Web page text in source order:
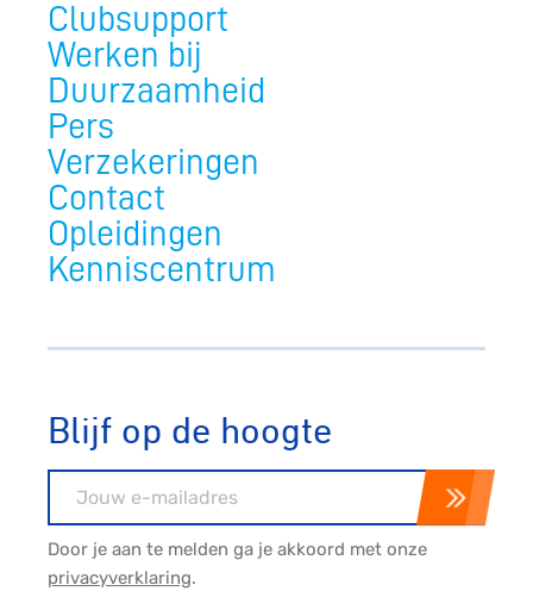
Clubsupport
Werken bij
Duurzaamheid
Pers
Verzekeringen
Contact
Opleidingen
Kenniscentrum
Blijf op de hoogte
Door je aan te melden ga je akkoord met onze
privacyverklaring.